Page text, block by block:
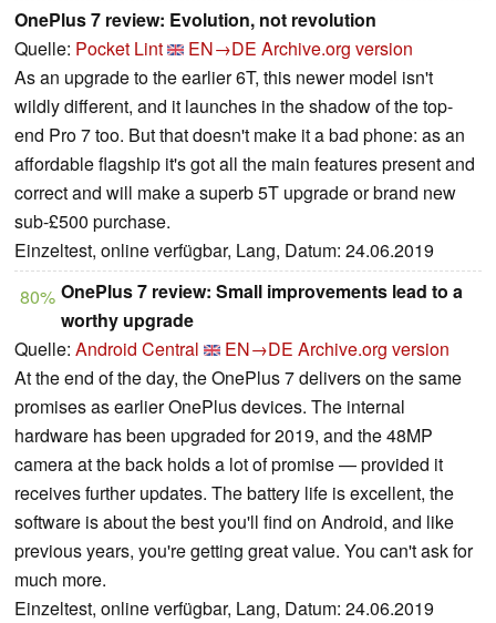
OnePlus 7 review: Evolution, not revolution
Quelle: Pocket Lint EN→DE Archive.org version
As an upgrade to the earlier 6T, this newer model isn't
wildly different, and it launches in the shadow of the top-
end Pro 7 too. But that doesn't make it a bad phone: as an
affordable flagship it's got all the main features present and
correct and will make a superb 5T upgrade or brand new
sub-£500 purchase.
Einzeltest, online verfügbar, Lang, Datum: 24.06.2019
80% OnePlus 7 review: Small improvements lead to a
worthy upgrade
Quelle: Android Central EN→DE Archive.org version
At the end of the day, the OnePlus 7 delivers on the same
promises as earlier OnePlus devices. The internal
hardware has been upgraded for 2019, and the 48MP
camera at the back holds a lot of promise — provided it
receives further updates. The battery life is excellent, the
software is about the best you'll find on Android, and like
previous years, you're getting great value. You can't ask for
much more.
Einzeltest, online verfügbar, Lang, Datum: 24.06.2019